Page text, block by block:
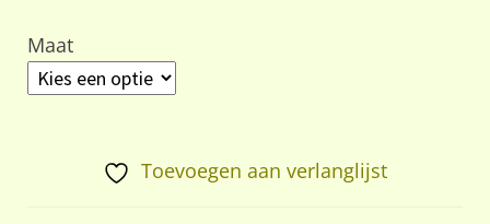
Maat
Toevoegen aan verlanglijst